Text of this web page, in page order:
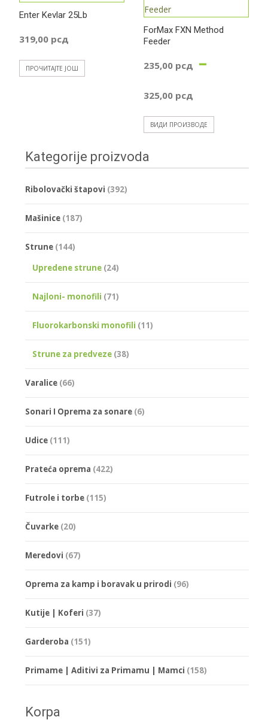
439,00
Enter Kevlar 25Lb
319,00 рсд
ПРОЧИТАЈТЕ ЈОШ
ForMax FXN Method
Feeder
235,00 рсд –
325,00 рсд
цена:
до
ВИДИ ПРОИЗВОДЕ
Kategorije proizvoda
Ribolovački štapovi (392)
Mašinice (187)
Strune (144)
Upredene strune (24)
Najloni- monofili (71)
Fluorokarbonski monofili (11)
Strune za predveze (38)
Varalice (66)
Sonari I Oprema za sonare (6)
Udice (111)
Prateća oprema (422)
Futrole i torbe (115)
Čuvarke (20)
Meredovi (67)
Oprema za kamp i boravak u prirodi (96)
Kutije | Koferi (37)
Garderoba (151)
Primame | Aditivi za Primamu | Mamci (158)
Korpa